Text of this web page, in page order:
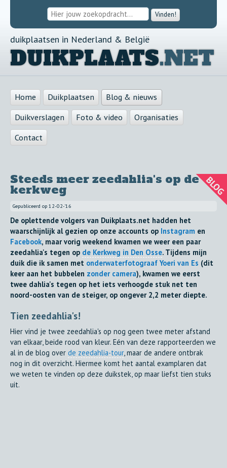
Vinden!
duikplaatsen in Nederland & België
DUIKPLAATS.NET
Home Duikplaatsen
Blog & nieuws
Duikverslagen
Foto & video
Organisaties
Contact
Steeds meer zeedahlia's op de
kerkweg
Gepubliceerd op 12-02-'16
De oplettende volgers van Duikplaats.net hadden het
waarschijnlijk al gezien op onze accounts op Instagram en
Facebook, maar vorig weekend kwamen we weer een paar
zeedahlia's tegen op de Kerkweg in Den Osse. Tijdens mijn
duik die ik samen met onderwaterfotograaf Yoeri van Es (dit
keer aan het bubbelen zonder camera), kwamen we eerst
twee dahlia's tegen op het iets verhoogde stuk net ten
noord-oosten van de steiger, op ongever 2,2 meter diepte.
Tien zeedahlia's!
Hier vind je twee zeedahlia's op nog geen twee meter afstand
van elkaar, beide rood van kleur. Eén van deze rapporteerden we
al in de blog over de zeedahlia-tour, maar de andere ontbrak
nog in dit overzicht. Hiermee komt het aantal examplaren dat
we weten te vinden op deze duikstek, op maar liefst tien stuks
uit.